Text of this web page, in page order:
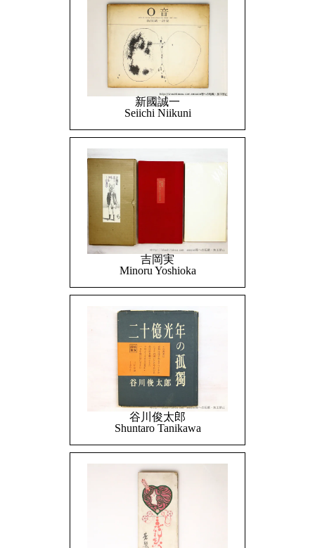
新國誠一
Seiichi Niikuni
吉岡実
Minoru Yoshioka
谷川俊太郎
Shuntaro Tanikawa